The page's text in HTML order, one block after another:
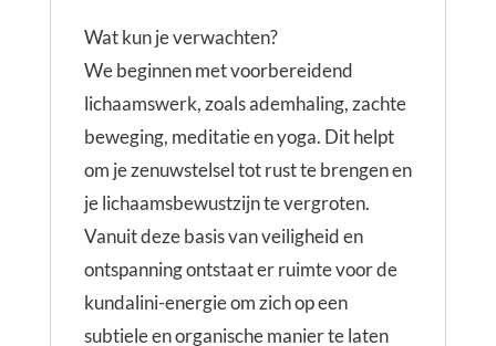
Wat kun je verwachten?
We beginnen met voorbereidend
lichaamswerk, zoals ademhaling, zachte
beweging, meditatie en yoga. Dit helpt
om je zenuwstelsel tot rust te brengen en
je lichaamsbewustzijn te vergroten.
Vanuit deze basis van veiligheid en
ontspanning ontstaat er ruimte voor de
kundalini-energie om zich op een
subtiele en organische manier te laten